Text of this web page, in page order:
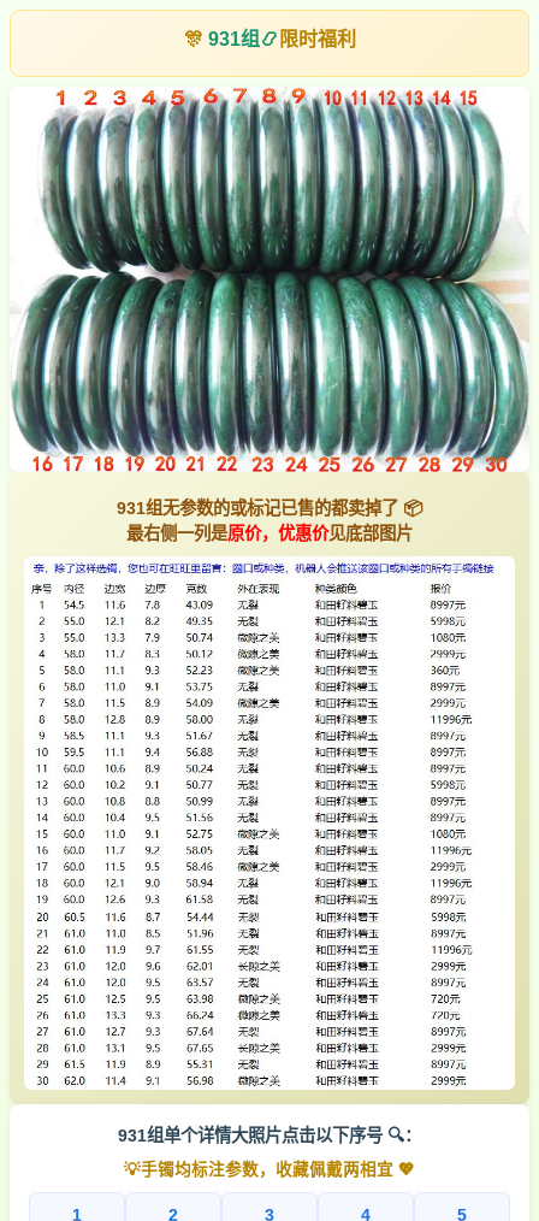
🎊 931组 📿 限时福利
931组无参数的或标记已售的都卖掉了 📦
最右侧一列是原价，优惠价见底部图片
931组单个详情大照片点击以下序号 🔍：
💡手镯均标注参数，收藏佩戴两相宜 💖
1 2 3 4 5